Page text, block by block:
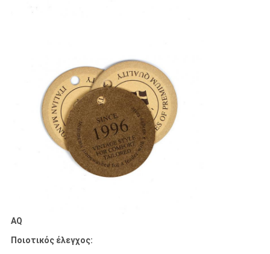
AQ
Ποιοτικός έλεγχος: